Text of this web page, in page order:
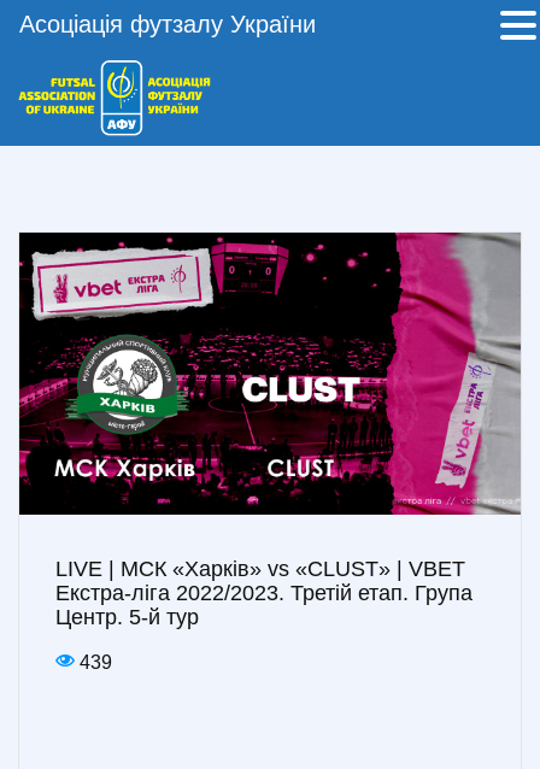
LIVE | МСК «Харків» vs «CLUST» | VBET
Екстра-ліга 2022/2023. Третій етап. Група
Центр. 5-й тур
439
Асоціація футзалу України